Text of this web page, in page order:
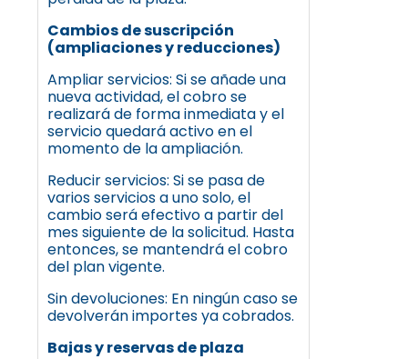
Cambios de suscripción
(ampliaciones y reducciones)
Ampliar servicios: Si se añade una
nueva actividad, el cobro se
realizará de forma inmediata y el
servicio quedará activo en el
momento de la ampliación.
Reducir servicios: Si se pasa de
varios servicios a uno solo, el
cambio será efectivo a partir del
mes siguiente de la solicitud. Hasta
entonces, se mantendrá el cobro
del plan vigente.
Sin devoluciones: En ningún caso se
devolverán importes ya cobrados.
Bajas y reservas de plaza